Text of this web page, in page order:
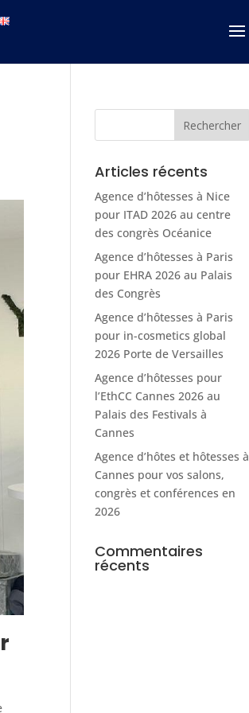
Articles récents
Agence d’hôtesses à Nice
pour ITAD 2026 au centre
des congrès Océanice
Agence d’hôtesses à Paris
pour EHRA 2026 au Palais
des Congrès
Agence d’hôtesses à Paris
pour in-cosmetics global
2026 Porte de Versailles
Agence d’hôtesses pour
l’EthCC Cannes 2026 au
Palais des Festivals à
Cannes
Agence d’hôtes et hôtesses à
Cannes pour vos salons,
congrès et conférences en
2026
Commentaires
récents